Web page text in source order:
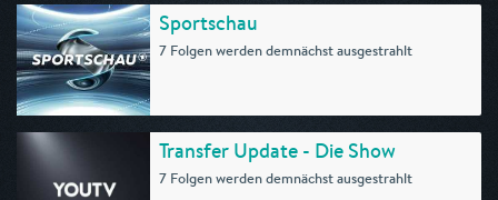
Sportschau
7 Folgen werden demnächst ausgestrahlt
Transfer Update - Die Show
7 Folgen werden demnächst ausgestrahlt